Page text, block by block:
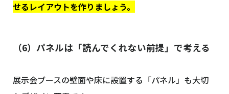
せるレイアウトを作りましょう。
（6）パネルは「読んでくれない前提」で考える
展示会ブースの壁面や床に設置する「パネル」も大切